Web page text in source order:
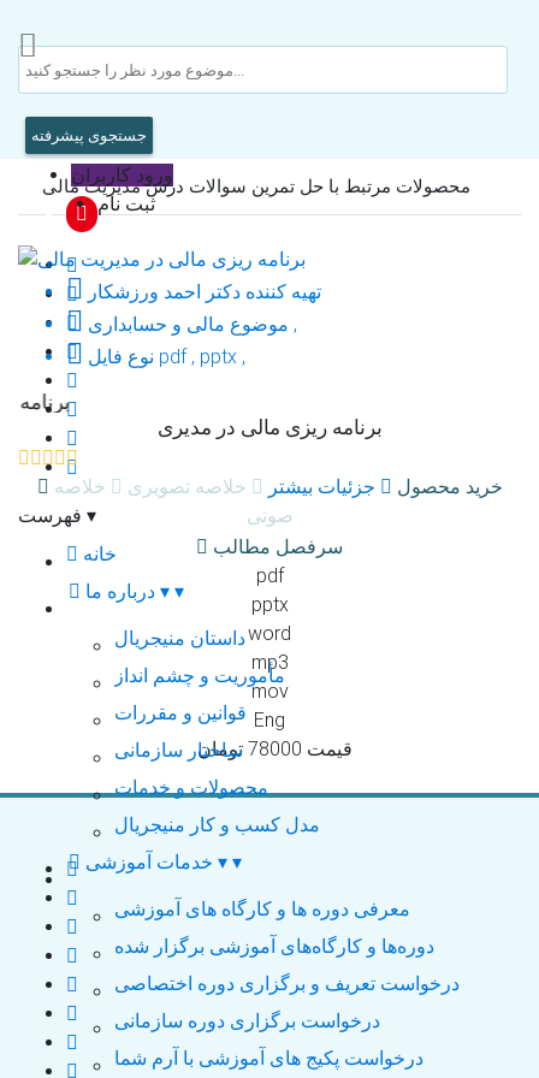
جستجوی پیشرفته
ورود کاربران
ثبت نام
▾
خانه
▾ ▾
داستان منیجریال
مأموریت و چشم انداز
قوانین و مقررات
ساختار سازمانی
محصولات و خدمات
مدل کسب و کار منیجریال
▾ ▾
معرفی دوره ها و کارگاه های آموزشی
دوره‌ها و کارگاه‌های آموزشی برگزار شده
درخواست تعریف و برگزاری دوره اختصاصی
درخواست برگزاری دوره سازمانی
درخواست پکیج های آموزشی با آرم شما
محصولات مرتبط با حل تمرین سوالات درس مدیریت مالی
 تهیه کننده دکتر احمد ورزشکار
 موضوع مالی و حسابداری ,
 pdf , pptx ,
برنامه
برنامه ریزی مالی در مدیری
خرید محصول جزئیات بیشتر خلاصه تصویری
خلاصه
صوتی
سرفصل مطالب
pdf
pptx
word
mp3
mov
Eng
قیمت 78000 تومان